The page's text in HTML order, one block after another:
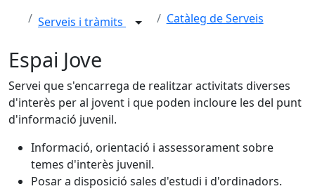
Serveis i tràmits Catàleg de Serveis
Espai Jove
Servei que s'encarrega de realitzar activitats diverses
d'interès per al jovent i que poden incloure les del punt
d'informació juvenil.
Informació, orientació i assessorament sobre
temes d'interès juvenil.
Posar a disposició sales d'estudi i d'ordinadors.